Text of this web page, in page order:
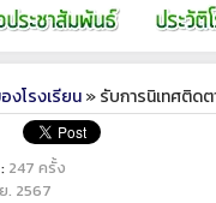
งโรงเรียน» รับการนิเทศติด
247 ครั้ง
. 2567